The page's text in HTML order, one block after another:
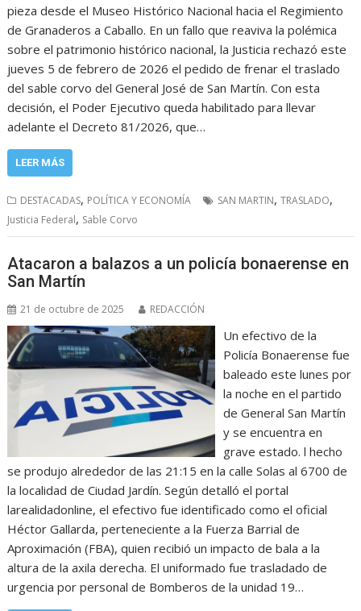
pieza desde el Museo Histórico Nacional hacia el Regimiento
de Granaderos a Caballo. En un fallo que reaviva la polémica
sobre el patrimonio histórico nacional, la Justicia rechazó este
jueves 5 de febrero de 2026 el pedido de frenar el traslado
del sable corvo del General José de San Martín. Con esta
decisión, el Poder Ejecutivo queda habilitado para llevar
adelante el Decreto 81/2026, que…
LEER MÁS
DESTACADAS, POLÍTICA Y ECONOMÍA SAN MARTIN,TRASLADO,
Justicia Federal, Sable Corvo
Atacaron a balazos a un policía bonaerense en
San Martín
21 de octubre de 2025 REDACCIÓN
Un efectivo de la
Policía Bonaerense fue
baleado este lunes por
la noche en el partido
de General San Martín
y se encuentra en
grave estado. l hecho
se produjo alrededor de las 21:15 en la calle Solas al 6700 de
la localidad de Ciudad Jardín. Según detalló el portal
larealidadonline, el efectivo fue identificado como el oficial
Héctor Gallarda, perteneciente a la Fuerza Barrial de
Aproximación (FBA), quien recibió un impacto de bala a la
altura de la axila derecha. El uniformado fue trasladado de
urgencia por personal de Bomberos de la unidad 19…